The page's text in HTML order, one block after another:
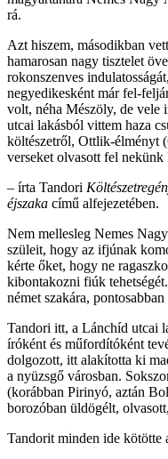
rá.
Azt hiszem, másodikban
hamarosan nagy tisztelet
rokonszenves
negyedikesként már fel-
volt, néha Mészöly, de
utcai lakásból vittem haza
költészetről, Ottlik-élményt
verseket olvasott fel
– írta Tandori
éjszaka című alfejezetében.
Nem mellesleg Nemes
szüleit, hogy az ifjúnak
kérte őket, hogy ne
kibontakozni fiúk
német szakára, pontosabban
Tandori itt, a Lánchíd utcai
íróként és műfordítóként
dolgozott, itt alakította ki
a nyüzsgő városban.
(korábban Pirinyó, aztán
borozóban üldögélt,
Tandorit minden ide kötötte